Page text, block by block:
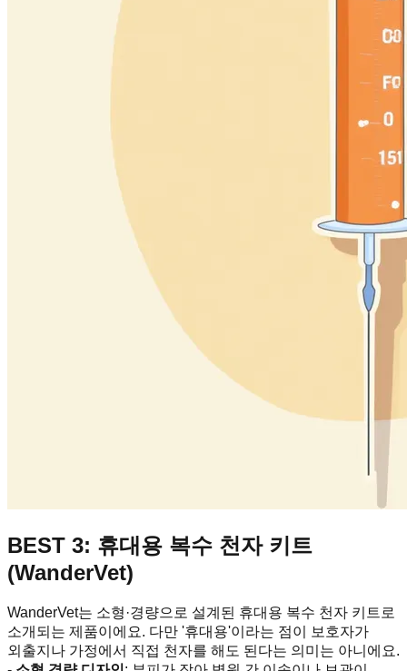
BEST 3: 휴대용 복수 천자 키트
(WanderVet)
WanderVet는 소형·경량으로 설계된 휴대용 복수 천자 키트로
소개되는 제품이에요. 다만 '휴대용'이라는 점이 보호자가
외출지나 가정에서 직접 천자를 해도 된다는 의미는 아니에요.